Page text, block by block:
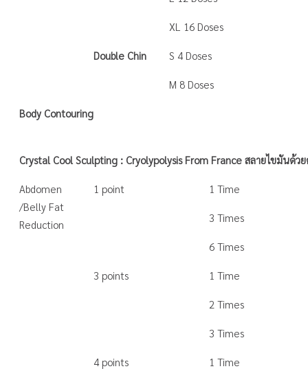
XL 16 Doses
Double Chin S 4 Doses
M 8 Doses
Body Contouring
Crystal Cool Sculpting : Cryolypolysis From France สลายไขมันด้วย
Abdomen
/Belly Fat
Reduction
1 point 1 Time
3 Times
6 Times
3 points 1 Time
2 Times
3 Times
4 points 1 Time